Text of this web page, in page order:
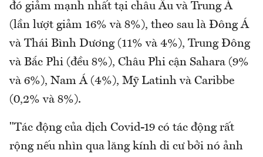
đó giảm mạnh nhất tại châu Âu và Trung Á
(lần lượt giảm 16% và 8%), theo sau là Đông Á
và Thái Bình Dương (11% và 4%), Trung Đông
và Bắc Phi (đều 8%), Châu Phi cận Sahara (9%
và 6%), Nam Á (4%), Mỹ Latinh và Caribbe
(0,2% và 8%).
"Tác động của dịch Covid-19 có tác động rất
rộng nếu nhìn qua lăng kính di cư bởi nó ảnh